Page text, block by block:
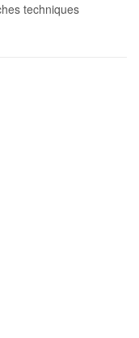
techniques